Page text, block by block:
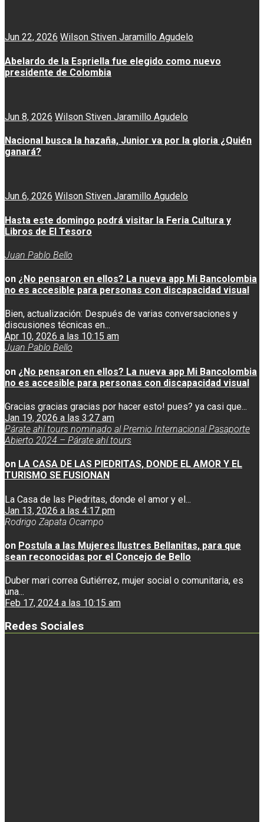
Jun 22, 2026 Wilson Stiven Jaramillo Agudelo
Abelardo de la Espriella fue elegido como nuevo
presidente de Colombia
Jun 8, 2026 Wilson Stiven Jaramillo Agudelo
Nacional busca la hazaña, Junior va por la gloria ¿Quién
ganará?
Jun 6, 2026 Wilson Stiven Jaramillo Agudelo
Hasta este domingo podrá visitar la Feria Cultura y
Libros de El Tesoro
Juan Pablo Bello
on ¿No pensaron en ellos? La nueva app Mi Bancolombia
no es accesible para personas con discapacidad visual
Bien, actualización: Después de varias conversaciones y
discusiones técnicas en...
Apr 10, 2026 a las 10:15 am
Juan Pablo Bello
on ¿No pensaron en ellos? La nueva app Mi Bancolombia
no es accesible para personas con discapacidad visual
Gracias gracias gracias por hacer esto! pues? ya casi que...
Jan 19, 2026 a las 3:27 am
Párate ahí tours nominado al Premio Internacional Pasaporte
Abierto 2024 – Párate ahí tours
on LA CASA DE LAS PIEDRITAS, DONDE EL AMOR Y EL
TURISMO SE FUSIONAN
La Casa de las Piedritas, donde el amor y el...
Jan 13, 2026 a las 4:17 pm
Rodrigo Zapata Ocampo
on Postula a las Mujeres Ilustres Bellanitas, para que
sean reconocidas por el Concejo de Bello
Duber mari correa Gutiérrez, mujer social o comunitaria, es
una...
Feb 17, 2024 a las 10:15 am
Redes Sociales